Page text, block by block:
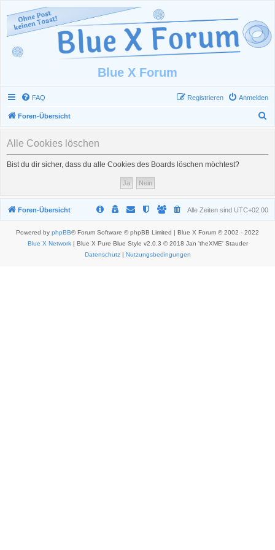
Blue X Forum
FAQ Anmelden
Registrieren
Foren-Übersicht
Alle Cookies löschen
Bist du dir sicher, dass du alle Cookies des Boards löschen möchtest?
Foren-Übersicht Alle Zeiten sind UTC+02:00
Powered by phpBB® Forum Software © phpBB Limited | Blue X Forum © 2002 - 2022
Blue X Network| Blue X Pure Blue Style v2.0.3 © 2018 Jan 'theXME' Stauder
Datenschutz| Nutzungsbedingungen